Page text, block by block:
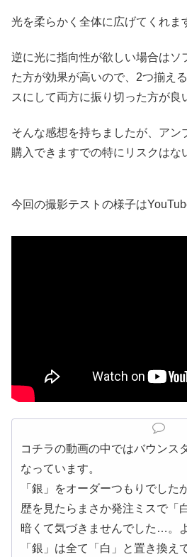
光を柔らかく全体に広げてくれま
逆に光に指向性が欲しい場合はソ
た方が効果が高いので、2つ揃え
スにして両方に振り切った方が良
そんな感想を持ちましたが、アン
購入できますでの特にリスクはな
今回の撮影テストの様子は
コチラの動画の中ではバウンス
なっています。
「銀」をオーダーつもりでした
歴を見たらまさか発注ミスで「
暗くて気づきませんでした…。
「銀」は全て「白」と置き換え